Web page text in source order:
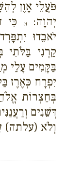
פֹּעֲלֵי אָוֶן
יְהוָה:{י}
כִּי
יֹאבֵדוּ
קַרְנִי בַּלֹּתִי
בַּקָּמִים עָלַי
יִפְרָח כְּאֶרֶז
בְּחַצְרוֹת
דְּשֵׁנִים
וְלֹא (עלתה)